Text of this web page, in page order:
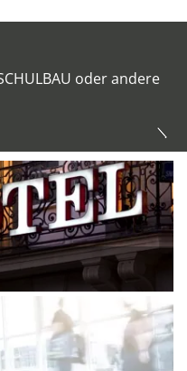
oder andere